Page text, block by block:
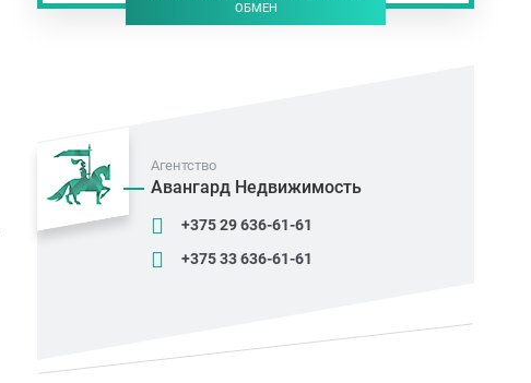
ОБМЕН
Агентство
Авангард Недвижимость
+375 29 636-61-61
+375 33 636-61-61